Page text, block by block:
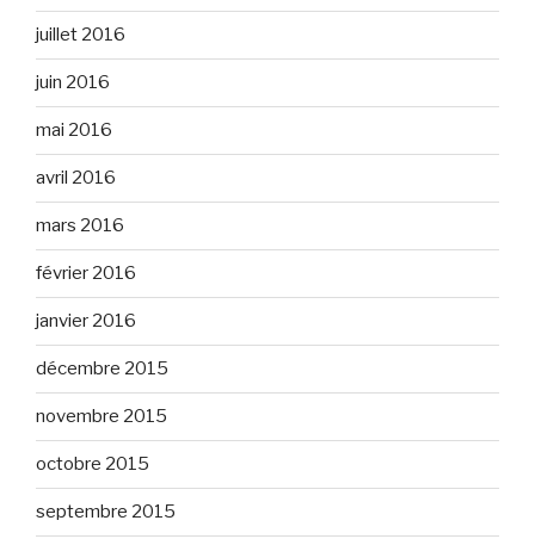
juillet 2016
juin 2016
mai 2016
avril 2016
mars 2016
février 2016
janvier 2016
décembre 2015
novembre 2015
octobre 2015
septembre 2015